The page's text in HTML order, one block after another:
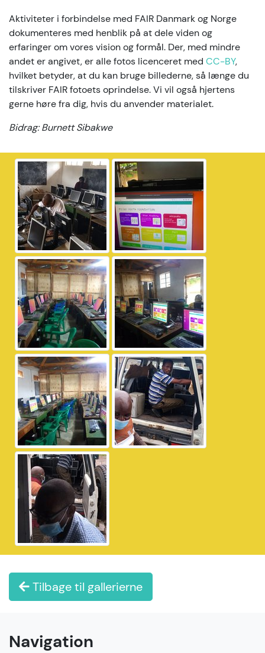
Aktiviteter i forbindelse med FAIR Danmark og Norge
dokumenteres med henblik på at dele viden og
erfaringer om vores vision og formål. Der, med mindre
andet er angivet, er alle fotos licenceret med CC-BY,
hvilket betyder, at du kan bruge billederne, så længe du
tilskriver FAIR fotoets oprindelse. Vi vil også hjertens
gerne høre fra dig, hvis du anvender materialet.
Bidrag: Burnett Sibakwe
Tilbage til gallerierne
Navigation